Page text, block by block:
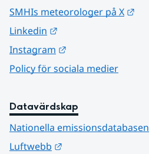
SMHIs meteorologer på X
Linkedin
Instagram
Policy för sociala medier
Datavärdskap
Nationella emissionsdatabasen
Luftwebb